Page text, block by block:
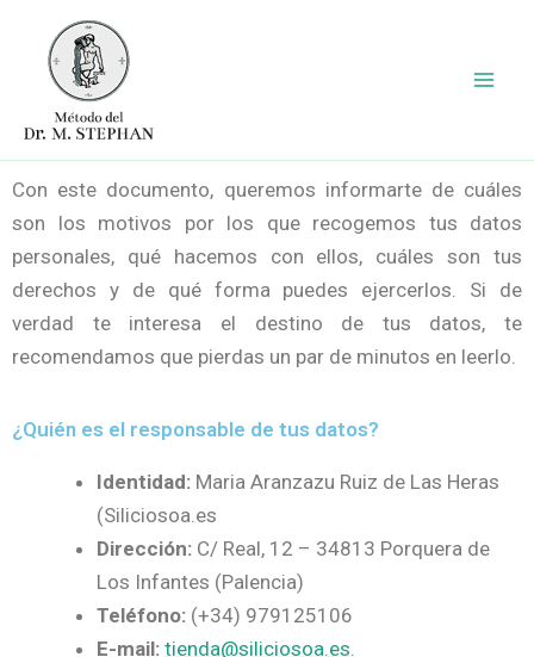
contenido
Con este documento, queremos informarte de cuáles
son los motivos por los que recogemos tus datos
personales, qué hacemos con ellos, cuáles son tus
derechos y de qué forma puedes ejercerlos. Si de
verdad te interesa el destino de tus datos, te
recomendamos que pierdas un par de minutos en leerlo.
¿Quién es el responsable de tus datos?
Identidad: Maria Aranzazu Ruiz de Las Heras
(Siliciosoa.es
Dirección: C/ Real, 12 – 34813 Porquera de
Los Infantes (Palencia)
Teléfono: (+34) 979125106
E-mail: tienda@siliciosoa.es.